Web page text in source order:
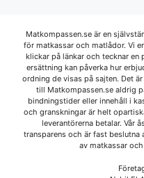
Matkompassen.se är en
för matkassar och matlådor. Vi
klickar på länkar och tecknar en
ersättning kan påverka hur
ordning de visas på sajten. Det
till Matkompassen.se aldrig
bindningstider eller innehåll i
och granskningar är helt
leverantörerna betalar. Vår
transparens och är fast
av matkassar